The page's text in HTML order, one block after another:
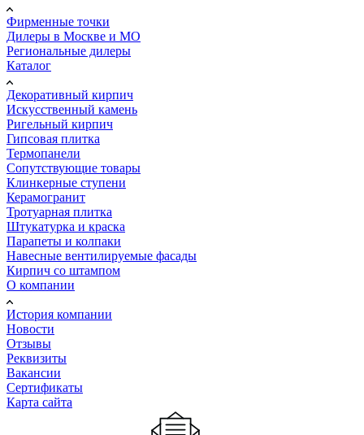
Фирменные точки
Дилеры в Москве и МО
Региональные дилеры
Каталог
Декоративный кирпич
Искусственный камень
Ригельный кирпич
Гипсовая плитка
Термопанели
Сопутствующие товары
Клинкерные ступени
Керамогранит
Тротуарная плитка
Штукатурка и краска
Парапеты и колпаки
Навесные вентилируемые фасады
Кирпич со штампом
О компании
История компании
Новости
Отзывы
Реквизиты
Вакансии
Сертификаты
Карта сайта